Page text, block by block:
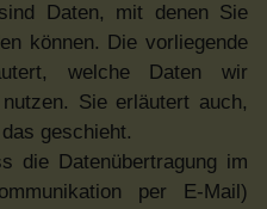
Daten, mit denen Sie
können. Die vorliegende
welche Daten wir
Sie erläutert auch,
geschieht.
die Datenübertragung im
per E-Mail)